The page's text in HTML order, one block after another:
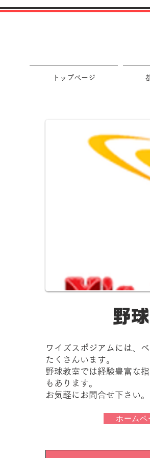
トップページ
野
ワイズスポジアムには、
たくさんいます。
野球教室では経験豊富な
もあります。
お気軽にお問合せ下さい。
ホームペ